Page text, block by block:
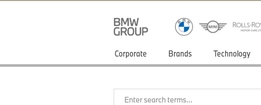
Corporate Brands Technology
Enter search terms...